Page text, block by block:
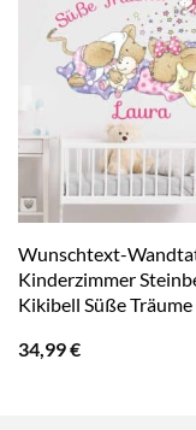
Wunschtext-
Kinderzimmer
Kikibell Süße Träume
34,99€